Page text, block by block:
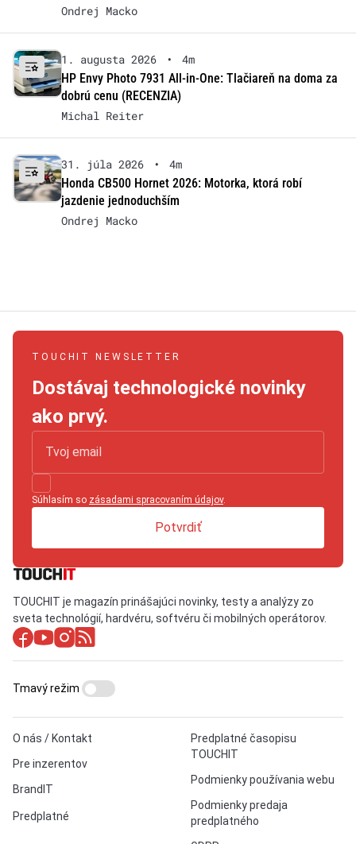
Ondrej Macko
1. augusta 2026 •
4m
HP Envy Photo 7931 All-in-One: Tlačiareň na doma za
dobrú cenu (RECENZIA)
Michal Reiter
31. júla 2026 •
4m
Honda CB500 Hornet 2026: Motorka, ktorá robí
jazdenie jednoduchším
Ondrej Macko
TOUCHIT NEWSLETTER
Dostávaj technologické novinky
ako prvý.
Súhlasím so zásadami spracovaním údajov.
Potvrdiť
TOUCHIT je magazín prinášajúci novinky, testy a analýzy zo
sveta technológií, hardvéru, softvéru či mobilných operátorov.
O nás / Kontakt
Pre inzerentov
BrandIT
Predplatné
Predplatné časopisu
TOUCHIT
Podmienky používania webu
Podmienky predaja
predplatného
Tmavý režim